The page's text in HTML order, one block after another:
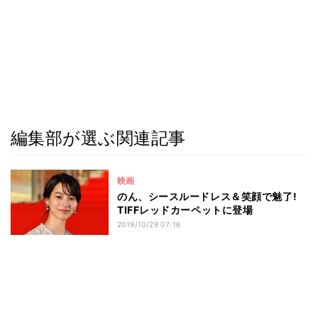
編集部が選ぶ関連記事
映画
のん、シースルードレス＆笑顔で魅了!
TIFFレッドカーペットに登場
2019/10/29 07:16